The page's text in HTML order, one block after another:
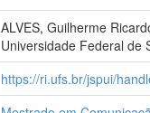
ALVES, Guilherme
Universidade Federal de
https://ri.ufs.br/jspui/